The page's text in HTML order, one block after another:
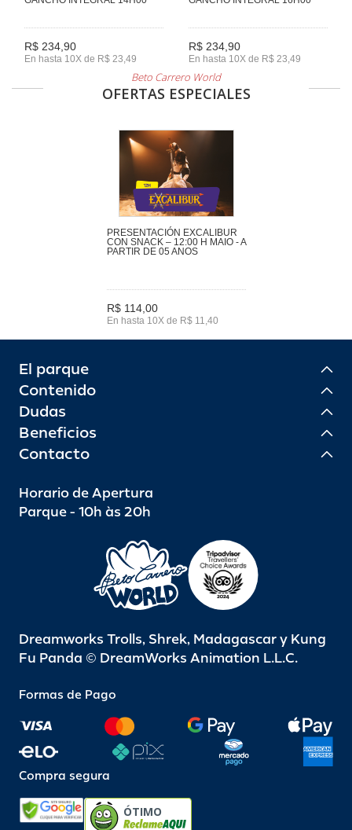
R$ 234,90
En hasta 10X de R$ 23,49
R$ 234,90
En hasta 10X de R$ 23,49
Beto Carrero World
OFERTAS ESPECIALES
PRESENTACIÓN EXCALIBUR
CON SNACK – 12:00 H MAIO - A
PARTIR DE 05 ANOS
R$ 114,00
En hasta 10X de R$ 11,40
El parque
Contenido
Dudas
Beneficios
Contacto
Horario de Apertura
Parque - 10h às 20h
Dreamworks Trolls, Shrek, Madagascar y Kung
Fu Panda © DreamWorks Animation L.L.C.
Formas de Pago
Compra segura
ÓTIMO